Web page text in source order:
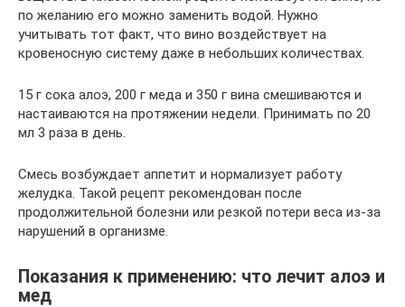
по желанию его можно заменить водой. Нужно
учитывать тот факт, что вино воздействует на
кровеносную систему даже в небольших количествах.
15 г сока алоэ, 200 г меда и 350 г вина смешиваются и
настаиваются на протяжении недели. Принимать по 20
мл 3 раза в день.
Смесь возбуждает аппетит и нормализует работу
желудка. Такой рецепт рекомендован после
продолжительной болезни или резкой потери веса из-за
нарушений в организме.
Показания к применению: что лечит алоэ и
мед